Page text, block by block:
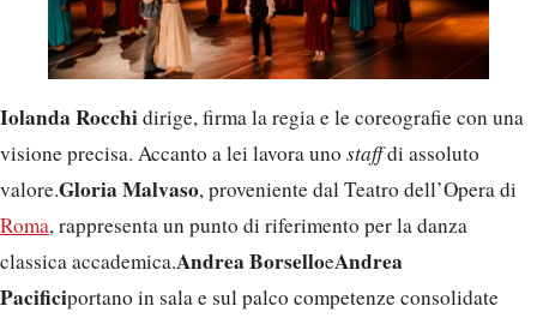
Iolanda Rocchidirige, firma la regia e le coreografie con una
visione precisa. Accanto a lei lavora uno staffdi assoluto
valore.Gloria Malvaso, proveniente dal Teatro dell’Opera di
Roma, rappresenta un punto di riferimento per la danza
classica accademica.Andrea BorselloeAndrea
Pacificiportano in sala e sul palco competenze consolidate